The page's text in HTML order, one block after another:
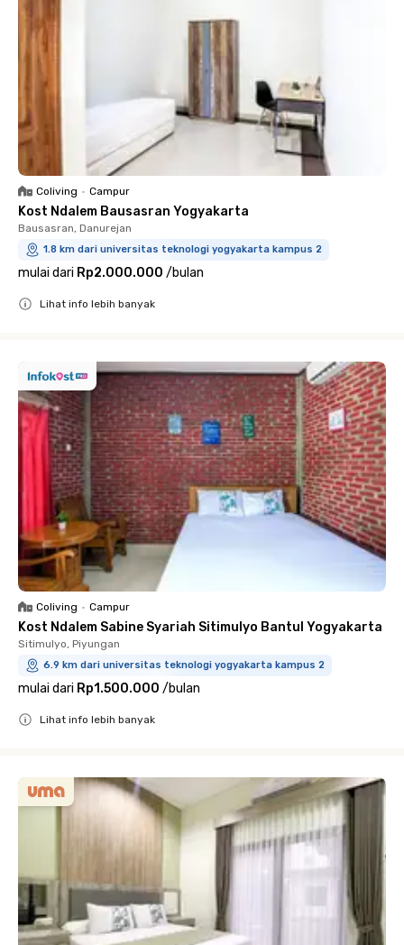
Coliving • Campur
Kost Ndalem Bausasran Yogyakarta
Bausasran, Danurejan
1.8 km dari universitas teknologi yogyakarta kampus 2
mulai dari Rp2.000.000 /bulan
Lihat info lebih banyak
Coliving • Campur
Kost Ndalem Sabine Syariah Sitimulyo Bantul Yogyakarta
Sitimulyo, Piyungan
6.9 km dari universitas teknologi yogyakarta kampus 2
mulai dari Rp1.500.000 /bulan
Lihat info lebih banyak